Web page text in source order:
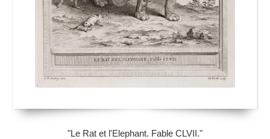
"Le Rat et l'Elephant. Fable CLVII."